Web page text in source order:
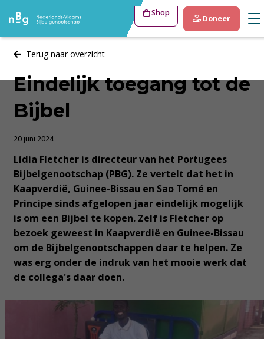
Shop
Doneer
Terug naar overzicht
Eindelijk toegang tot de
Bijbel
20 juni 2024
Lídia Fletcher is directeur van het Portugees
Bijbelgenootschap (PBG). Ze vertelt dat het in
Kaapverdië, Guinee-Bissau en Sao Tomé en
Principe sinds afgelopen jaar eindelijk mogelijk
is om een Bijbel te kopen. Zelf is Fletcher op
bezoek geweest in Kaapverdië en Guinee-Bissau
om de Bijbelgenootschappen daar te helpen. Ze
was erg onder de indruk van het mooie werk dat
de collega's daar doen.